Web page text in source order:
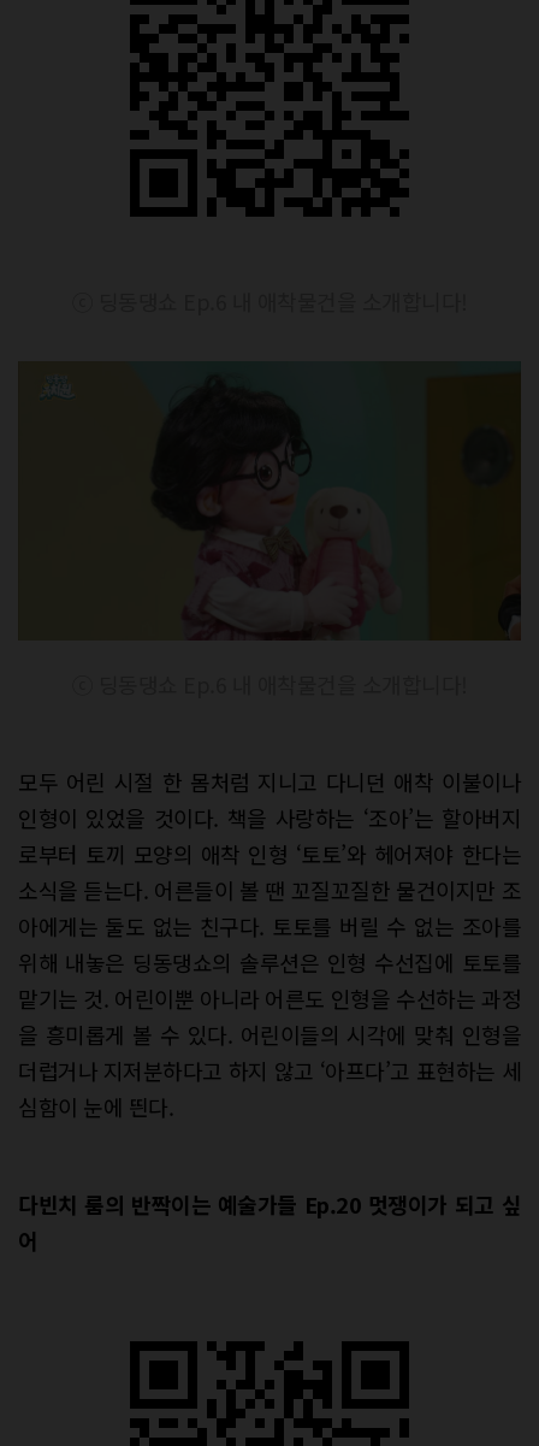
모두 어린 시절 한 몸처럼 지니고 다니던 애착 이불이나
인형이 있었을 것이다. 책을 사랑하는 ‘조아’는 할아버지
로부터 토끼 모양의 애착 인형 ‘토토’와 헤어져야 한다는
소식을 듣는다. 어른들이 볼 땐 꼬질꼬질한 물건이지만 조
아에게는 둘도 없는 친구다. 토토를 버릴 수 없는 조아를
위해 내놓은 딩동댕쇼의 솔루션은 인형 수선집에 토토를
맡기는 것. 어린이뿐 아니라 어른도 인형을 수선하는 과정
을 흥미롭게 볼 수 있다. 어린이들의 시각에 맞춰 인형을
더럽거나 지저분하다고 하지 않고 ‘아프다’고 표현하는 세
심함이 눈에 띈다.
다빈치 룸의 반짝이는 예술가들 Ep.20 멋쟁이가 되고 싶
어